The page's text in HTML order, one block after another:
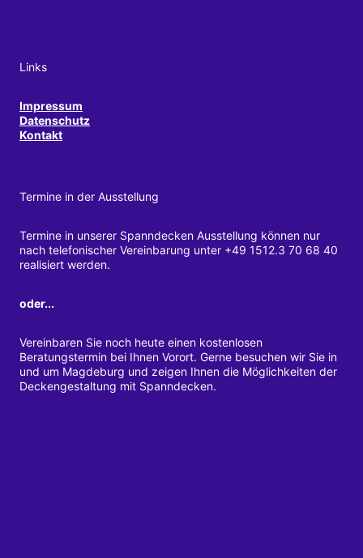
Links
Impressum
Datenschutz
Kontakt
Termine in der Ausstellung
Termine in unserer Spanndecken Ausstellung können nur
nach telefonischer Vereinbarung unter +49 1512.3 70 68 40
realisiert werden.
oder...
Vereinbaren Sie noch heute einen kostenlosen
Beratungstermin bei Ihnen Vorort. Gerne besuchen wir Sie in
und um Magdeburg und zeigen Ihnen die Möglichkeiten der
Deckengestaltung mit Spanndecken.